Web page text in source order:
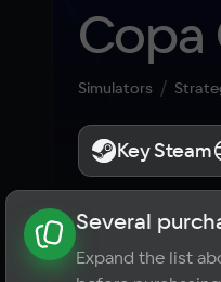
Copa
Simulators
Key Steam
About the
?
Key Steam
Several
Expand the list